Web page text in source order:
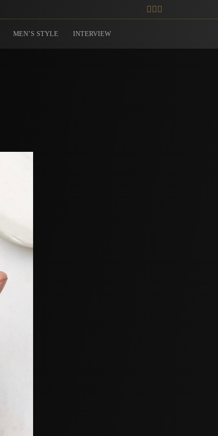
MEN’S STYLE INTERVIEW